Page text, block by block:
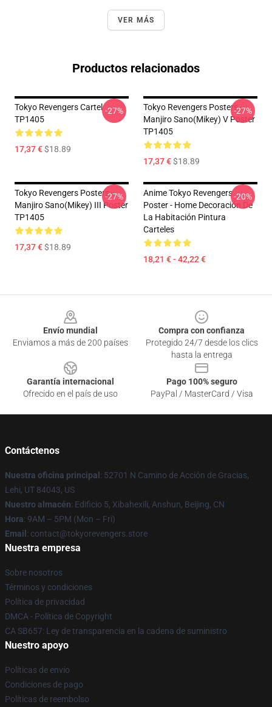
VER MÁS
Productos relacionados
Tokyo Revengers Cartel
TP1405
17,37 €$18.89
-27%
Tokyo Revengers Posters -
Manjiro Sano(Mikey) V Poster
TP1405
17,37 €$18.89
-27%
Tokyo Revengers Posters -
Manjiro Sano(Mikey) III Poster
TP1405
17,37 €$18.89
-27%
Anime Tokyo Revengers
Poster - Home Decoración De
La Habitación Pintura
Carteles
18,21 € - 42,22 €
-20%
Envío mundial
Enviamos a más de 200 países
Compra con confianza
Protegido 24/7 desde los clics
hasta la entrega
Garantía internacional
Ofrecido en el país de uso
Pago 100% seguro
PayPal / MasterCard / Visa
Contáctenos
Nuestra oficina principal: 52701 N Camino de Acción de Gracias,
Lehi, UT 84043, US
Nuestro almacén: Edificio 5, Xibahexili, Anshun, Beijing, CN
Hora: 9AM – 5PM (Mon – Fri)
Email: contact@tokyorevengers.store
Nuestra empresa
Sobre nosotros
Términos y condiciones
Política de privacidad
DMCA - Política de Copyright
CA SB657: Ley de transparencia en la cadena de suministro
Nuestro apoyo
Políticas de envío
Condiciones de pago
Políticas de reembolso